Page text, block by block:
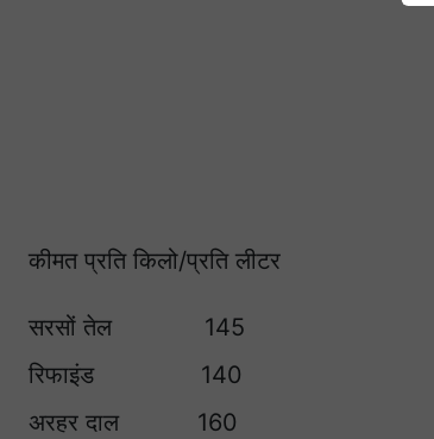
कीमत प्रति किलो/प्रति लीटर
सरसों तेल 145
रिफाइंड 140
अरहर दाल 160